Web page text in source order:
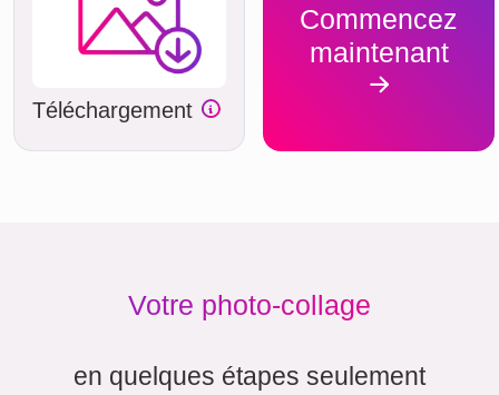
Téléchargement
Commencez
maintenant
Votre photo-collage
en quelques étapes seulement